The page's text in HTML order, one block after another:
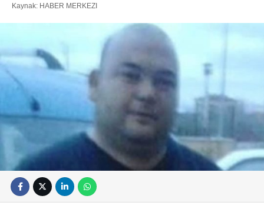
Kaynak: HABER MERKEZI